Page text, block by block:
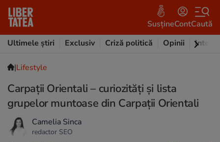
SusțineContCaută
Ultimele știri
Exclusiv Criză politică Opinii
|Lifestyle
Carpații Orientali – curiozități și lista
grupelor muntoase din Carpații Orientali
Camelia Sinca
redactor SEO